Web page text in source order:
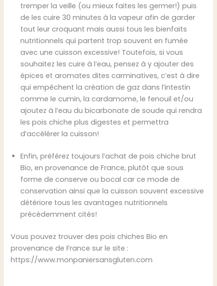
tremper la veille (ou mieux faites les germer!) puis
de les cuire 30 minutes à la vapeur afin de garder
tout leur croquant mais aussi tous les bienfaits
nutritionnels qui partent trop souvent en fumée
avec une cuisson excessive! Toutefois, si vous
souhaitez les cuire à l’eau, pensez à y ajouter des
épices et aromates dites carminatives, c’est à dire
qui empêchent la création de gaz dans l’intestin
comme le cumin, la cardamome, le fenouil et/ou
ajoutez à l’eau du bicarbonate de soude qui rendra
les pois chiche plus digestes et permettra
d’accélérer la cuisson!
Enfin, préférez toujours l’achat de pois chiche brut
Bio, en provenance de France, plutôt que sous
forme de conserve ou bocal car ce mode de
conservation ainsi que la cuisson souvent excessive
détériore tous les avantages nutritionnels
précédemment cités!
Vous pouvez trouver des pois chiches Bio en
provenance de France sur le site :
https://www.monpaniersansgluten.com